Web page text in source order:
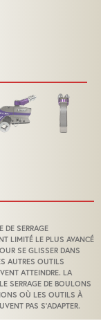
DE SERRAGE
LIMITÉ LE PLUS AVANCÉ
SE GLISSER DANS
AUTRES OUTILS
ATTEINDRE. LA
SERRAGE DE BOULONS
OÙ LES OUTILS À
PAS S'ADAPTER.